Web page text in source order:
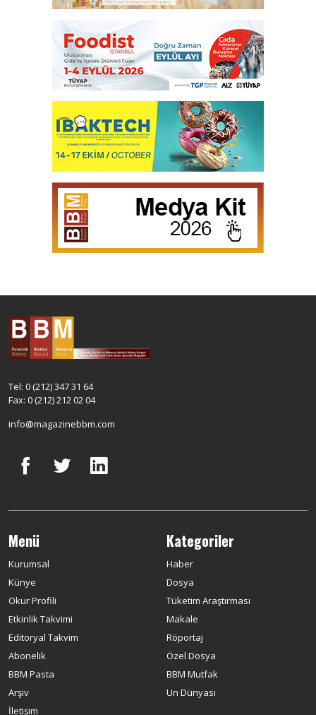
Tel: 0 (212) 347 31 64
Fax: 0 (212) 212 02 04
info@magazinebbm.com
Menü
Kurumsal
Künye
Okur Profili
Etkinlik Takvimi
Editoryal Takvim
Abonelik
BBM Pasta
Arşiv
İletişim
Kategoriler
Haber
Dosya
Tüketim Araştırması
Makale
Röportaj
Özel Dosya
BBM Mutfak
Un Dünyası